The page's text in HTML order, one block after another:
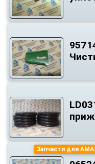
Запчасти для